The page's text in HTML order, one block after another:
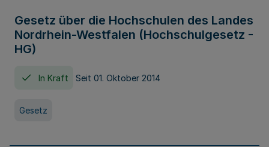
Gesetz über die Hochschulen des Landes
Nordrhein-Westfalen (Hochschulgesetz -
HG)
In Kraft Seit 01. Oktober 2014
Gesetz